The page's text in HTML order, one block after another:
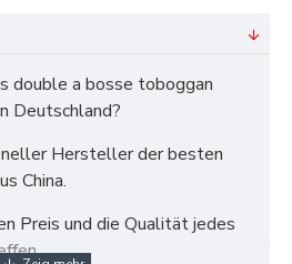
double a bosse toboggan
Deutschland?
Hersteller der besten
China.
Preis und die Qualität jedes